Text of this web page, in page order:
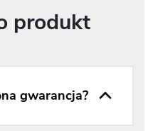
produkt
gwarancja?